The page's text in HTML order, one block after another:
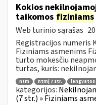
Kokios
taikomos fiziniams
Web turinio sąrašas
Registracijos numeris
Fiziniams asmenims
turto mokesčiu
turtas, kuris:
ntm ntmį 7 str. lengvatos
kategorijos:
(7 str.) » Fiziniams